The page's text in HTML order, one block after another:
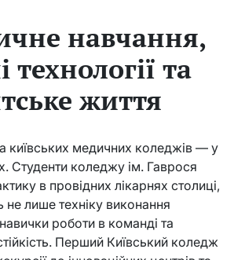
навчання,
технології та
життя
київських медичних коледжів — у
Студенти коледжу ім. Гаврося
в провідних лікарнях столиці,
лише техніку виконання
роботи в команді та
Перший Київський коледж